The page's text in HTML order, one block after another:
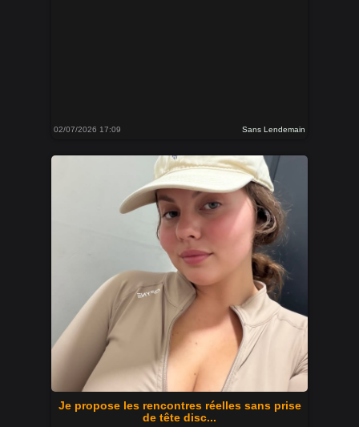
02/07/2026 17:09 Sans Lendemain
Je propose les rencontres réelles sans prise
de tête disc...